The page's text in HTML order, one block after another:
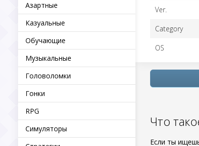
Азартные
Казуальные
Обучающие
Музыкальные
Головоломки
Гонки
RPG
Симуляторы
Ver.
Category
OS
Что
Если ты